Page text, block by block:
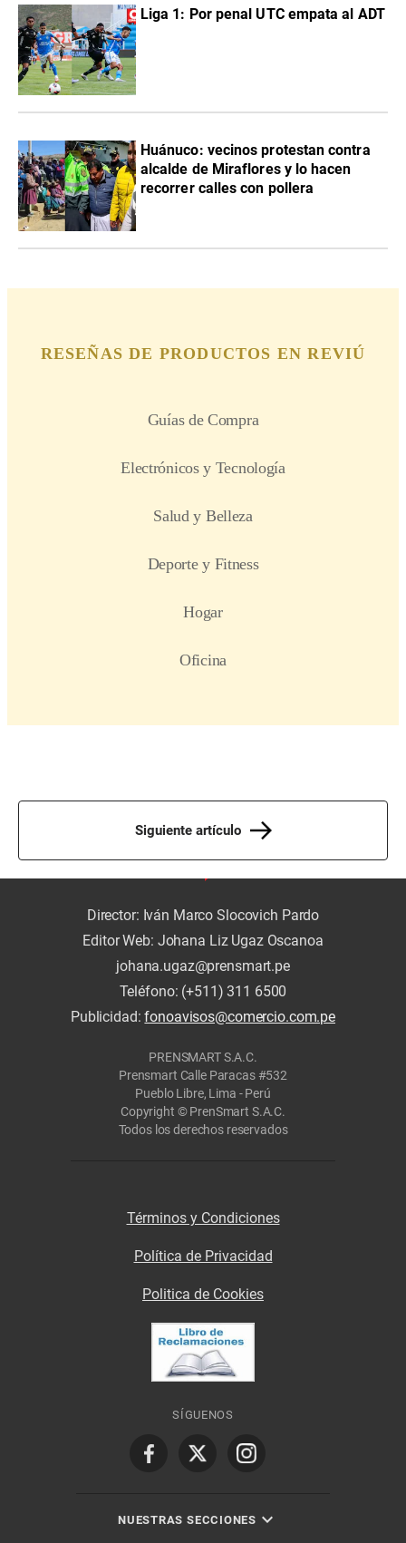
Liga 1: Por penal UTC empata al ADT
Huánuco: vecinos protestan contra
alcalde de Miraflores y lo hacen
recorrer calles con pollera
Siguiente artículo
Director: Iván Marco Slocovich Pardo
Editor Web: Johana Liz Ugaz Oscanoa
johana.ugaz@prensmart.pe
Teléfono: (+511) 311 6500
Publicidad:fonoavisos@comercio.com.pe
PRENSMART S.A.C.
Prensmart Calle Paracas #532
Pueblo Libre, Lima - Perú
Copyright © PrenSmart S.A.C.
Todos los derechos reservados
Términos y Condiciones
Política de Privacidad
Politica de Cookies
SÍGUENOS
NUESTRAS SECCIONES